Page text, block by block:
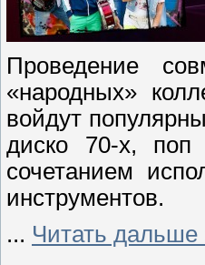
Проведение
«народных»
войдут
диско 70-х,
сочетанием
инструментов.
... Читать дальше